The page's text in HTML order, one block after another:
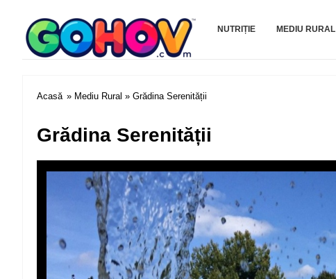
Gohov.com
NUTRIȚIE MEDIU RURAL
Acasă » Mediu Rural » Grădina Serenității
Grădina Serenității